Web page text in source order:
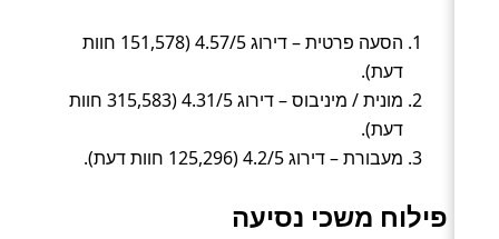
הסעה פרטית – דירוג 4.57/5 (151,578 חוות
דעת).
מונית / מיניבוס – דירוג 4.31/5 (315,583 חוות
דעת).
מעבורת – דירוג 4.2/5 (125,296 חוות דעת).
פילוח משכי נסיעה